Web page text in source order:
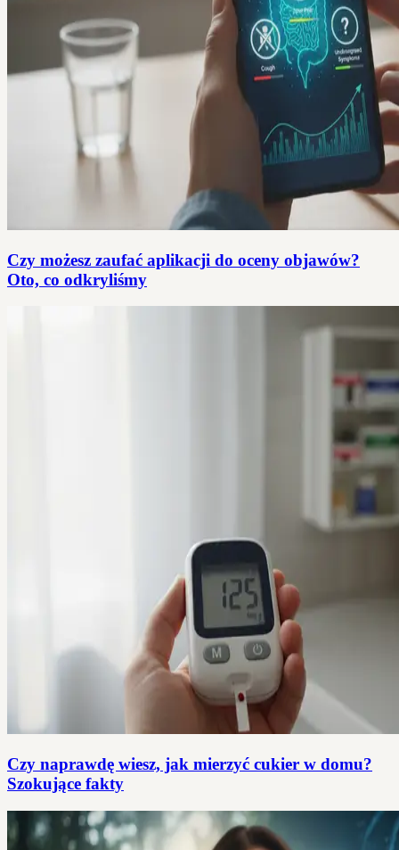
Czy możesz zaufać aplikacji do oceny objawów?
Oto, co odkryliśmy
Czy naprawdę wiesz, jak mierzyć cukier w domu?
Szokujące fakty